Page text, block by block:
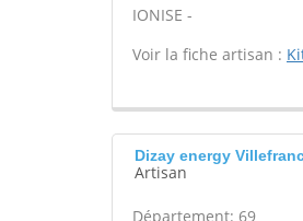
IONISE -
Voir la fiche artisan :
Dizay energy
Artisan
Département: 69